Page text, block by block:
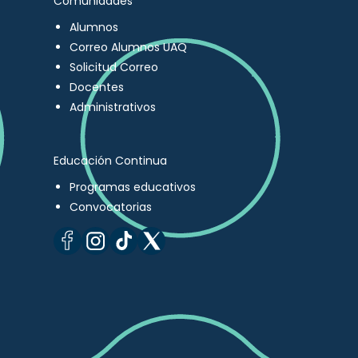
Alumnos
Correo Alumnos UAQ
Solicitud Correo
Docentes
Administrativos
Educación Continua
Programas educativos
Convocatorias